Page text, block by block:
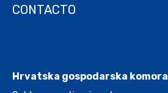
CONTACTO
Hrvatska gospodarska komora